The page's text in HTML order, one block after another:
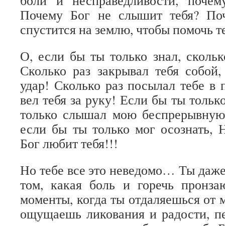
Почему Бог не слышит тебя?
спустится на землю, чтобы помочь
О, если бы ты только знал,
Сколько раз закрывал тебя
удар! Сколько раз посылал тебе
вел тебя за руку! Если бы ты
только слышал мою
если бы ты только мог
Бог любит тебя!!!
Но тебе все это неведомо… Ты
том, какая боль и горечь
моменты, когда ты отдаляешься от
ощущаешь ликования и радости,